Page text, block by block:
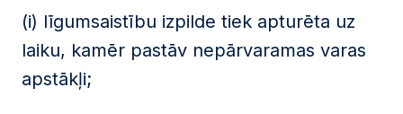
(i) līgumsaistību izpilde tiek apturēta uz
laiku, kamēr pastāv nepārvaramas varas
apstākļi;